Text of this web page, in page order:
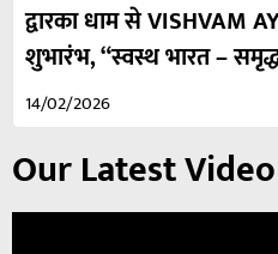
द्वारका धाम से VISHVAM
शुभारंभ, “स्वस्थ भारत –
14/02/2026
Our Latest Video